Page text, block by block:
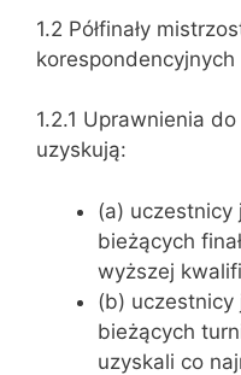
1.2 Półfinały
korespondencyjnych
1.2.1 Uprawnienia
uzyskują:
(a) uczestnicy
bieżących
wyższej
(b) uczestnicy
bieżących
uzyskali co